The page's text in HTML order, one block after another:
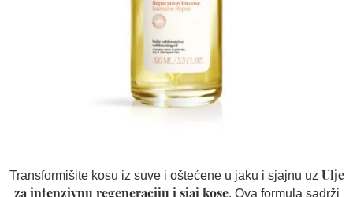
Transformišite kosu iz suve i oštećene u jaku i sjajnu uz Ulje
za intenzivnu regeneraciju i sjaj kose. Ova formula sadrži